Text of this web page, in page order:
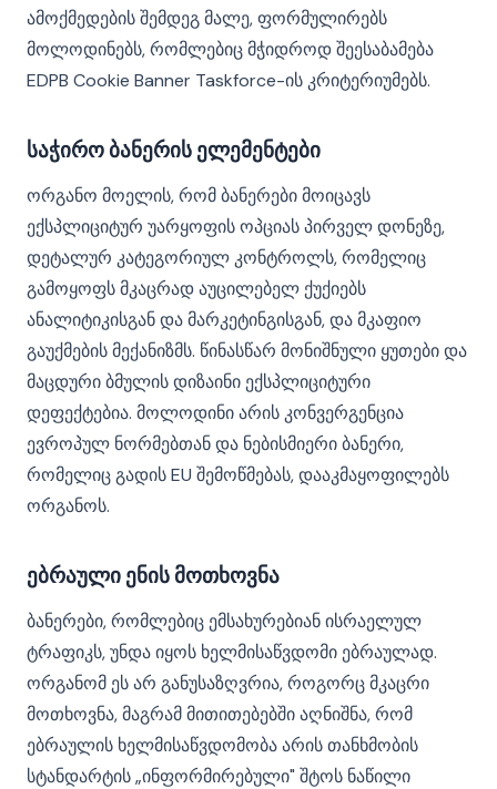
ამოქმედების შემდეგ მალე, ფორმულირებს
მოლოდინებს, რომლებიც მჭიდროდ შეესაბამება
EDPB Cookie Banner Taskforce-ის კრიტერიუმებს.
საჭირო ბანერის ელემენტები
ორგანო მოელის, რომ ბანერები მოიცავს
ექსპლიციტურ უარყოფის ოპციას პირველ დონეზე,
დეტალურ კატეგორიულ კონტროლს, რომელიც
გამოყოფს მკაცრად აუცილებელ ქუქიებს
ანალიტიკისგან და მარკეტინგისგან, და მკაფიო
გაუქმების მექანიზმს. წინასწარ მონიშნული ყუთები და
მაცდური ბმულის დიზაინი ექსპლიციტური
დეფექტებია. მოლოდინი არის კონვერგენცია
ევროპულ ნორმებთან და ნებისმიერი ბანერი,
რომელიც გადის EU შემოწმებას, დააკმაყოფილებს
ორგანოს.
ებრაული ენის მოთხოვნა
ბანერები, რომლებიც ემსახურებიან ისრაელულ
ტრაფიკს, უნდა იყოს ხელმისაწვდომი ებრაულად.
ორგანომ ეს არ განუსაზღვრია, როგორც მკაცრი
მოთხოვნა, მაგრამ მითითებებში აღნიშნა, რომ
ებრაულის ხელმისაწვდომობა არის თანხმობის
სტანდარტის „ინფორმირებული" შტოს ნაწილი